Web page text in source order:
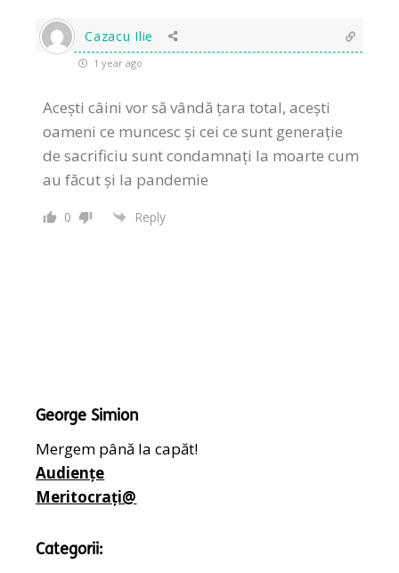
Cazacu Ilie
1 year ago
Acești câini vor să vândă țara total, acești
oameni ce muncesc și cei ce sunt generație
de sacrificiu sunt condamnați la moarte cum
au făcut și la pandemie
0 Reply
George Simion
Mergem până la capăt!
Audiențe
Meritocrați@
Categorii: